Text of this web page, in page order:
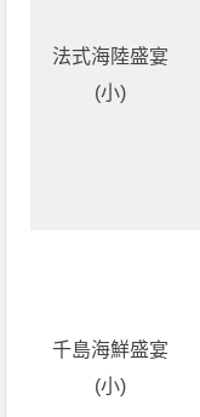
法式海陸盛宴
(小)
千島海鮮盛宴
(小)